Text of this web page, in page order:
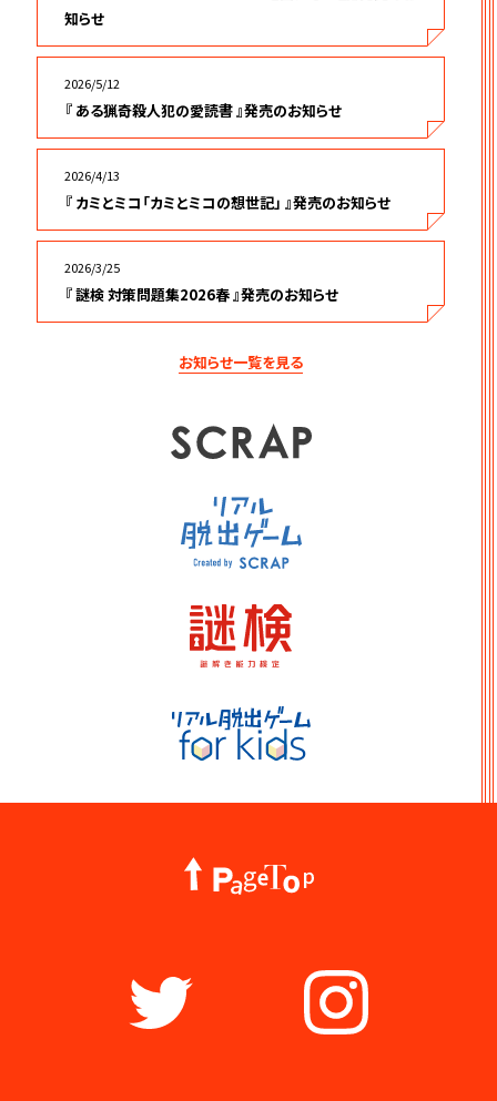
知らせ
2026/5/12
『 ある猟奇殺人犯の愛読書 』発売のお知らせ
2026/4/13
『 カミとミコ「カミとミコの想世記」 』発売のお知らせ
2026/3/25
『 謎検 対策問題集2026春 』発売のお知らせ
お知らせ一覧を見る
リアル脱出ゲーム for kids
PageTop